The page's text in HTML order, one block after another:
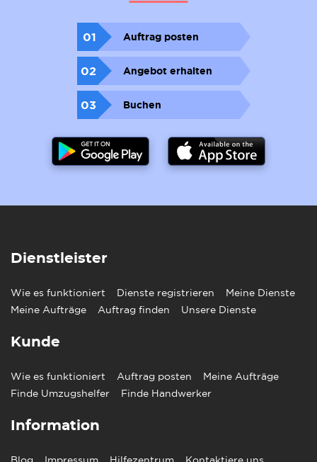
01 Auftrag posten
02 Angebot erhalten
03 Buchen
Dienstleister
Wie es funktioniert Dienste registrieren
Meine Dienste
Meine Aufträge
Auftrag finden Unsere Dienste
Kunde
Wie es funktioniert Auftrag posten
Meine Aufträge
Finde Umzugshelfer
Finde Handwerker
Information
Blog Impressum Hilfezentrum Kontaktiere uns